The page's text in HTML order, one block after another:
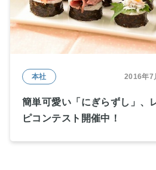
本社 2016年7
簡単可愛い「にぎらずし」、
ピコンテスト開催中！